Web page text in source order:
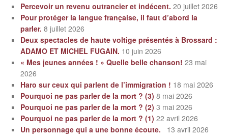
Percevoir un revenu outrancier et indécent. 20 juillet 2026
Pour protéger la langue française, il faut d’abord la
parler. 8 juillet 2026
Deux spectacles de haute voltige présentés à Brossard :
ADAMO ET MICHEL FUGAIN. 10 juin 2026
« Mes jeunes années ! » Quelle belle chanson! 23 mai
2026
Haro sur ceux qui parlent de l’immigration ! 18 mai 2026
Pourquoi ne pas parler de la mort ? (3) 8 mai 2026
Pourquoi ne pas parler de la mort ? (2) 3 mai 2026
Pourquoi ne pas parler de la mort ? (1) 22 avril 2026
Un personnage qui a une bonne écoute.
13 avril 2026